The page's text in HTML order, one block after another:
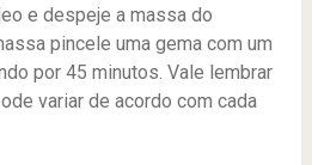
e despeje a massa do
pincele uma gema com um
por 45 minutos. Vale lembrar
variar de acordo com cada